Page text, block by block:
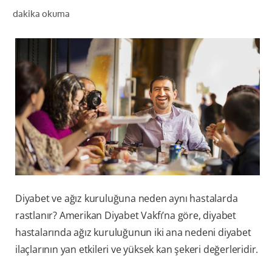
dakika okuma
Diyabet ve ağız kuruluğuna neden aynı hastalarda
rastlanır? Amerikan Diyabet Vakfı’na göre, diyabet
hastalarında ağız kuruluğunun iki ana nedeni diyabet
ilaçlarının yan etkileri ve yüksek kan şekeri değerleridir.